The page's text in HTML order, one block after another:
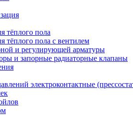
тёплого пола
тёплого пола с вентилем
и регулирующей арматуры
и запорные радиаторные клапаны
электроконтактные